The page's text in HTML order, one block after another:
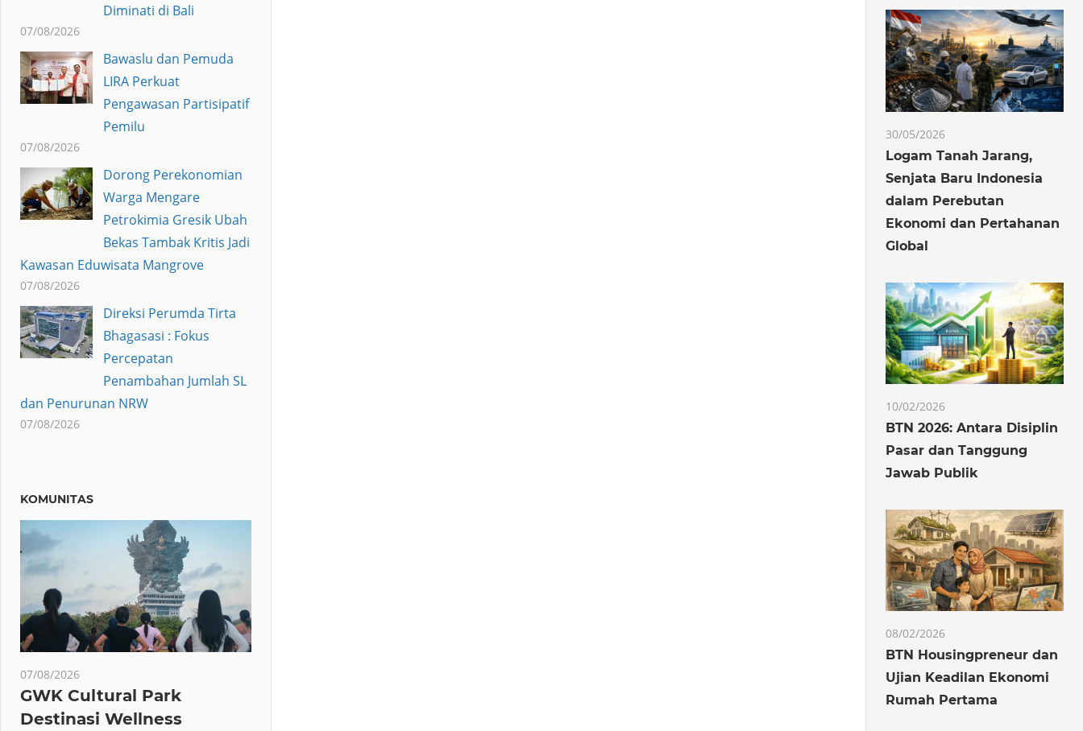
Diminati di Bali
07/08/2026
Bawaslu dan Pemuda
LIRA Perkuat
Pengawasan Partisipatif
Pemilu
07/08/2026
Dorong Perekonomian
Warga Mengare
Petrokimia Gresik Ubah
Bekas Tambak Kritis Jadi
Kawasan Eduwisata Mangrove
07/08/2026
Direksi Perumda Tirta
Bhagasasi : Fokus
Percepatan
Penambahan Jumlah SL
dan Penurunan NRW
07/08/2026
KOMUNITAS
07/08/2026
GWK Cultural Park
Destinasi Wellness
30/05/2026
Logam Tanah Jarang,
Senjata Baru Indonesia
dalam Perebutan
Ekonomi dan Pertahanan
Global
10/02/2026
BTN 2026: Antara Disiplin
Pasar dan Tanggung
Jawab Publik
08/02/2026
BTN Housingpreneur dan
Ujian Keadilan Ekonomi
Rumah Pertama